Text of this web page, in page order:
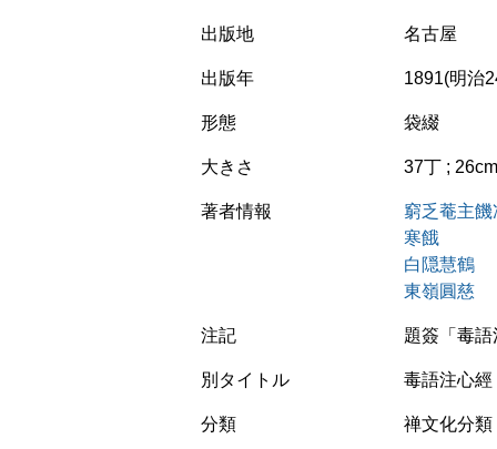
出版地 名古屋
出版年 1891(明治
形態 袋綴
大きさ 37丁 ;
著者情報
窮乏菴主饑
寒餓
白隠慧鶴
東嶺圓慈
注記 題簽「毒
別タイトル 毒語注心經
分類 禅文化分